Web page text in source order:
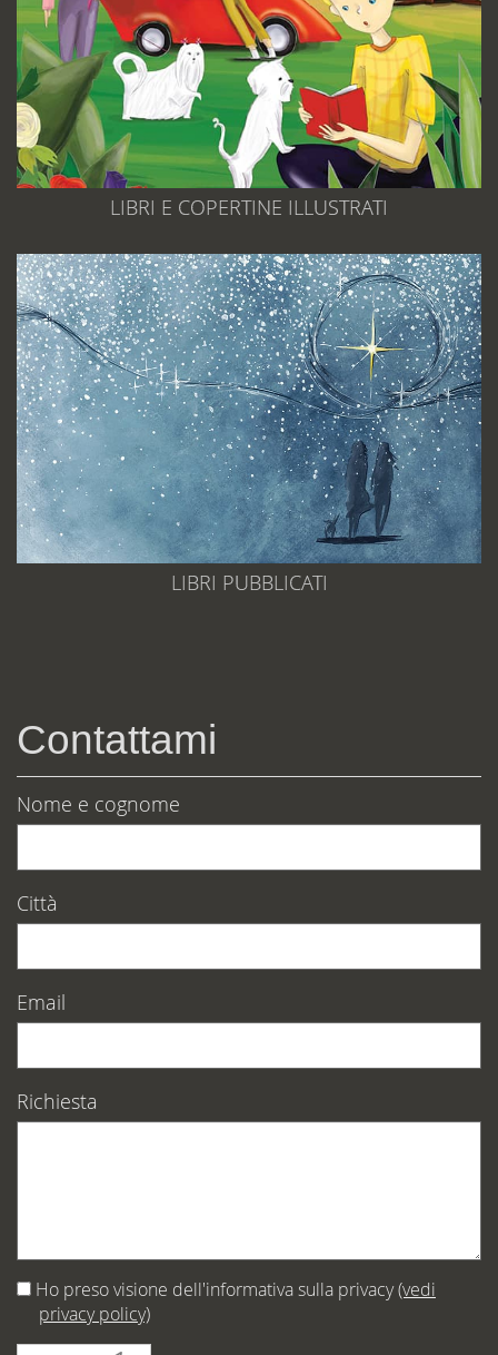
LIBRI E COPERTINE ILLUSTRATI
LIBRI PUBBLICATI
Contattami
Nome e cognome
Città
Email
Richiesta
Ho preso visione dell'informativa sulla privacy(vedi
privacy policy)